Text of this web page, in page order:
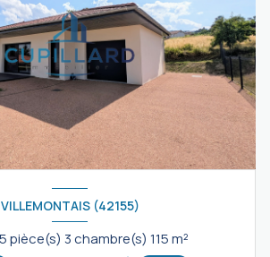
VILLEMONTAIS (42155)
Maison 5 pièce(s) 3 chambre(s) 115 m²